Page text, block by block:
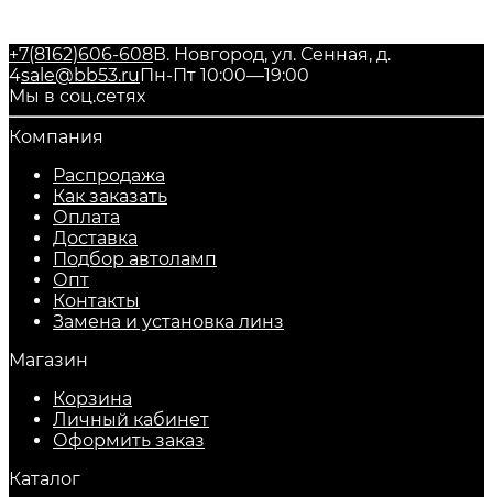
+7(8162)606-608В. Новгород, ул. Сенная, д.
4sale@bb53.ruПн-Пт 10:00—19:00
Мы в соц.сетях
Компания
Распродажа
Как заказать
Оплата
Доставка
Подбор автоламп
Опт
Контакты
Замена и установка линз
Магазин
Корзина
Личный кабинет
Оформить заказ
Каталог